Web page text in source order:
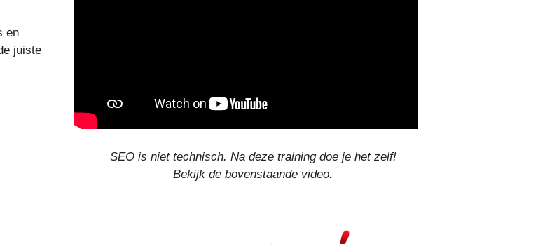
en
juiste
SEO is niet technisch. Na deze training doe je het zelf!
Bekijk de bovenstaande video.